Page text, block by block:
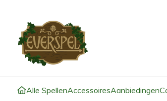
Alle SpellenAccessoiresAanbiedingen